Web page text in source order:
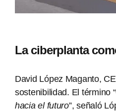
La ciberplanta
David López Maganto,
sostenibilidad. El término
hacia el futuro”, señaló